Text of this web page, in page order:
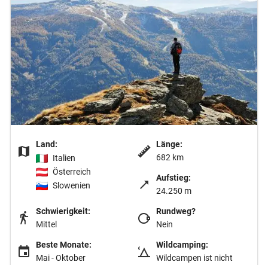
Land:
Italien
Österreich
Slowenien
Länge:
682 km
Aufstieg:
24.250 m
Schwierigkeit:
Mittel
Rundweg?
Nein
Beste Monate:
Mai - Oktober
Wildcamping:
Wildcampen ist nicht